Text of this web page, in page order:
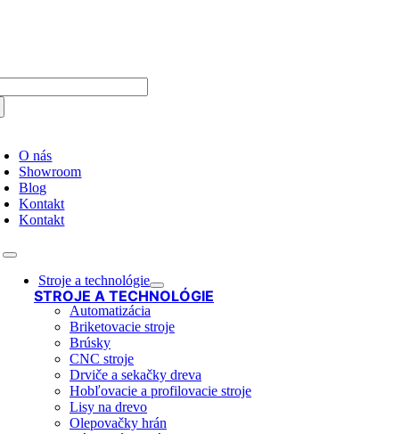
O nás
Showroom
Blog
Kontakt
Kontakt
Toggle
NavigationStroje a technológie
STROJE A TECHNOLÓGIE
Automatizácia
Briketovacie stroje
Brúsky
CNC stroje
Drviče a sekačky dreva
Hobľovacie a profilovacie stroje
Lisy na drevo
Olepovačky hrán